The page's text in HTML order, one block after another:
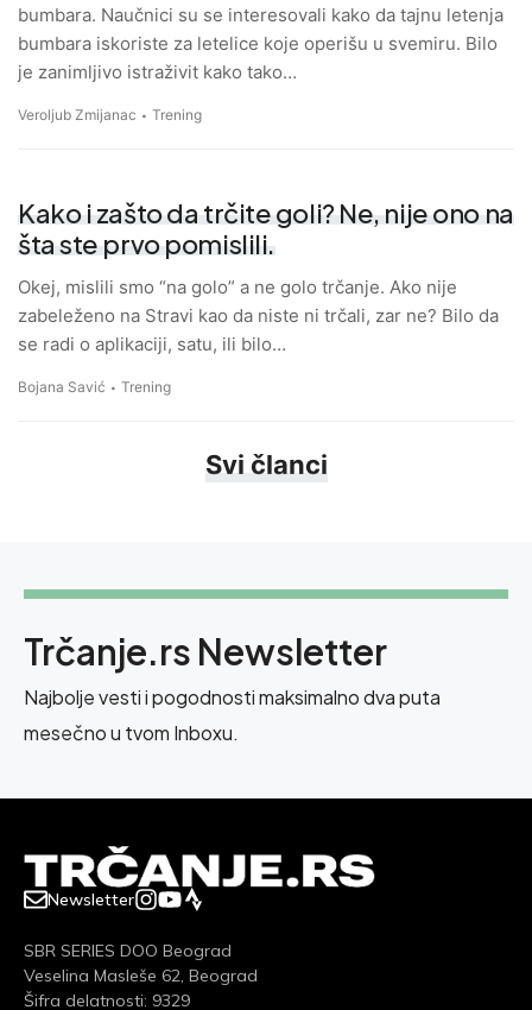
bumbara. Naučnici su se interesovali kako da tajnu letenja
bumbara iskoriste za letelice koje operišu u svemiru. Bilo
je zanimljivo istraživit kako tako…
Veroljub Zmijanac Trening
Kako i zašto da trčite goli? Ne, nije ono na
šta ste prvo pomislili.
Okej, mislili smo “na golo” a ne golo trčanje. Ako nije
zabeleženo na Stravi kao da niste ni trčali, zar ne? Bilo da
se radi o aplikaciji, satu, ili bilo…
Bojana Savić Trening
Svi članci
Trčanje.rs Newsletter
Najbolje vesti i pogodnosti maksimalno dva puta
mesečno u tvom Inboxu.
Newsletter
SBR SERIES DOO Beograd
Veselina Masleše 62, Beograd
Šifra delatnosti: 9329